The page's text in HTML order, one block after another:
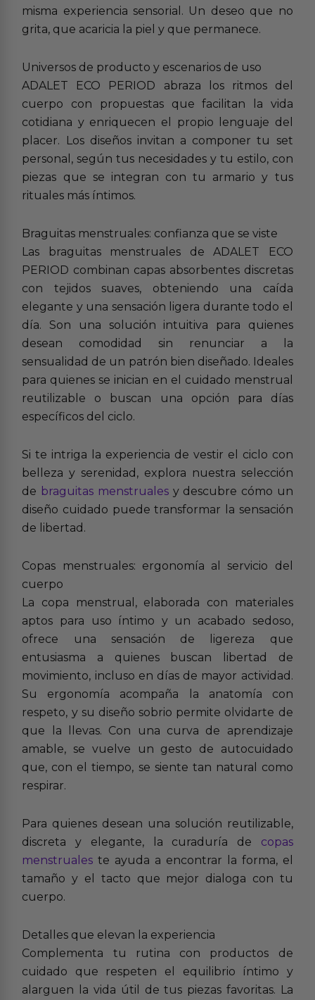
misma experiencia sensorial. Un deseo que no
grita, que acaricia la piel y que permanece.
Universos de producto y escenarios de uso
ADALET ECO PERIOD abraza los ritmos del
cuerpo con propuestas que facilitan la vida
cotidiana y enriquecen el propio lenguaje del
placer. Los diseños invitan a componer tu set
personal, según tus necesidades y tu estilo, con
piezas que se integran con tu armario y tus
rituales más íntimos.
Braguitas menstruales: confianza que se viste
Las braguitas menstruales de ADALET ECO
PERIOD combinan capas absorbentes discretas
con tejidos suaves, obteniendo una caída
elegante y una sensación ligera durante todo el
día. Son una solución intuitiva para quienes
desean comodidad sin renunciar a la
sensualidad de un patrón bien diseñado. Ideales
para quienes se inician en el cuidado menstrual
reutilizable o buscan una opción para días
específicos del ciclo.
Si te intriga la experiencia de vestir el ciclo con
belleza y serenidad, explora nuestra selección
de braguitas menstrualesy descubre cómo un
diseño cuidado puede transformar la sensación
de libertad.
Copas menstruales: ergonomía al servicio del
cuerpo
La copa menstrual, elaborada con materiales
aptos para uso íntimo y un acabado sedoso,
ofrece una sensación de ligereza que
entusiasma a quienes buscan libertad de
movimiento, incluso en días de mayor actividad.
Su ergonomía acompaña la anatomía con
respeto, y su diseño sobrio permite olvidarte de
que la llevas. Con una curva de aprendizaje
amable, se vuelve un gesto de autocuidado
que, con el tiempo, se siente tan natural como
respirar.
Para quienes desean una solución reutilizable,
discreta y elegante, la curaduría de copas
menstruales te ayuda a encontrar la forma, el
tamaño y el tacto que mejor dialoga con tu
cuerpo.
Detalles que elevan la experiencia
Complementa tu rutina con productos de
cuidado que respeten el equilibrio íntimo y
alarguen la vida útil de tus piezas favoritas. La